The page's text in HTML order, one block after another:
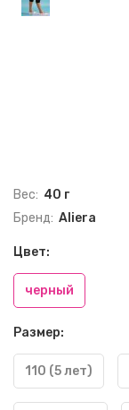
Вес: 40 г
Бренд: Aliera
Цвет:
черный
Размер:
110 (5 лет)